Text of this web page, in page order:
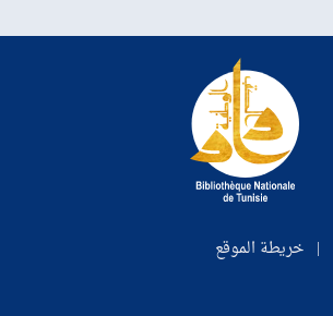
| خريطة الموقع